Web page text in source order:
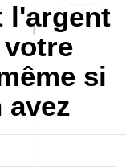
l'argent
si
avez